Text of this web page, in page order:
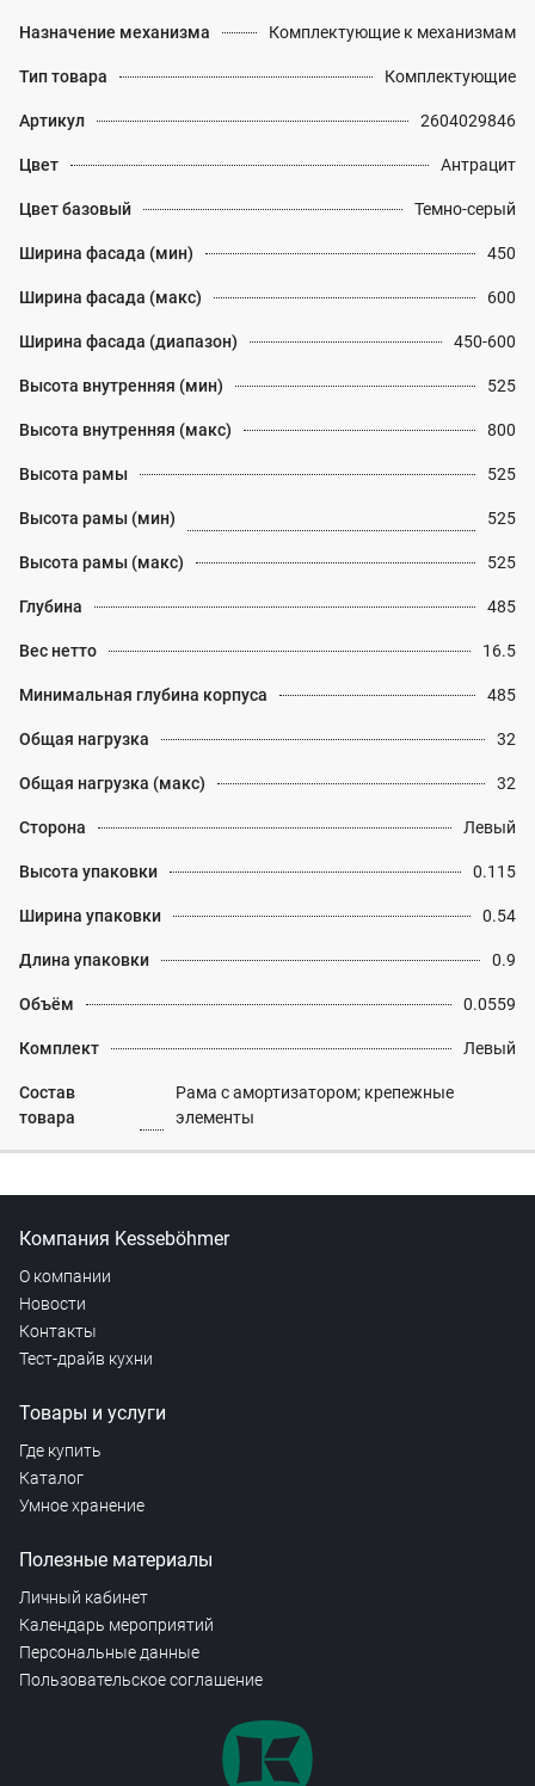
Назначение механизма Комплектующие к механизмам
Тип товара Комплектующие
Артикул 2604029846
Цвет Антрацит
Цвет базовый Темно-серый
Ширина фасада (мин) 450
Ширина фасада (макс) 600
Ширина фасада (диапазон) 450-600
Высота внутренняя (мин) 525
Высота внутренняя (макс) 800
Высота рамы 525
Высота рамы (мин) 525
Высота рамы (макс) 525
Глубина 485
Вес нетто 16.5
Минимальная глубина корпуса 485
Общая нагрузка 32
Общая нагрузка (макс) 32
Сторона Левый
Высота упаковки 0.115
Ширина упаковки 0.54
Длина упаковки 0.9
Объём 0.0559
Комплект Левый
Состав
товара
Рама с амортизатором; крепежные
элементы
Компания Kesseböhmer
О компании
Новости
Контакты
Тест-драйв кухни
Товары и услуги
Где купить
Каталог
Умное хранение
Полезные материалы
Личный кабинет
Календарь мероприятий
Персональные данные
Пользовательское соглашение